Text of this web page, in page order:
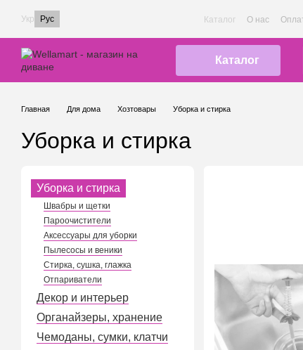
Перейти к основному контенту
Укр Рус Каталог О нас
Каталог
Главная Для дома Хозтовары Уборка и стирка
Уборка и стирка
Уборка и стирка
Швабры и щетки
Пароочистители
Аксессуары для уборки
Пылесосы и веники
Стирка, сушка, глажка
Отпариватели
Декор и интерьер
Органайзеры, хранение
Чемоданы, сумки, клатчи